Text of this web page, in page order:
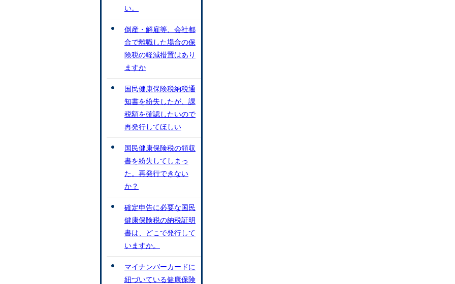
い。
倒産・解雇等、会社都
合で離職した場合の保
険税の軽減措置はあり
ますか
国民健康保険税納税通
知書を紛失したが、課
税額を確認したいので
再発行してほしい
国民健康保険税の領収
書を紛失してしまっ
た。再発行できない
か？
確定申告に必要な国民
健康保険税の納税証明
書は、どこで発行して
いますか。
マイナンバーカードに
紐づいている健康保険